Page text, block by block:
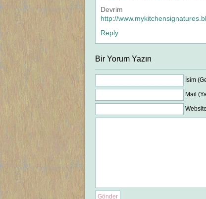
Devrim
http://
Reply
Bir Yorum Yazın
İsim
Mail
Website